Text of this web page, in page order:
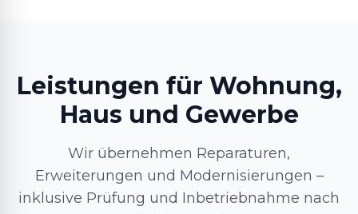
Leistungen für Wohnung,
Haus und Gewerbe
Wir übernehmen Reparaturen,
Erweiterungen und Modernisierungen –
inklusive Prüfung und Inbetriebnahme nach